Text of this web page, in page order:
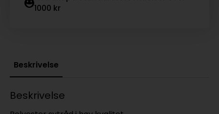
1000 kr
Beskrivelse
Beskrivelse